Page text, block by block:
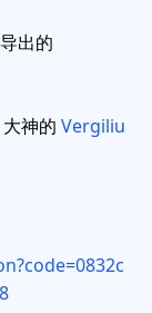
出的
大神的 Vergiliu